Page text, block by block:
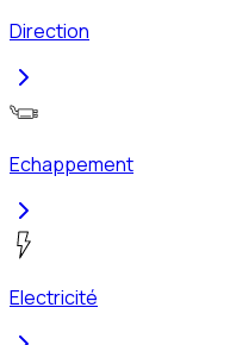
Direction
Echappement
Electricité